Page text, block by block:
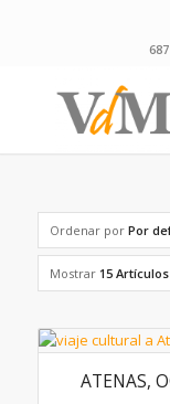
Ordenar por Por
Mostrar 15
ATENAS,